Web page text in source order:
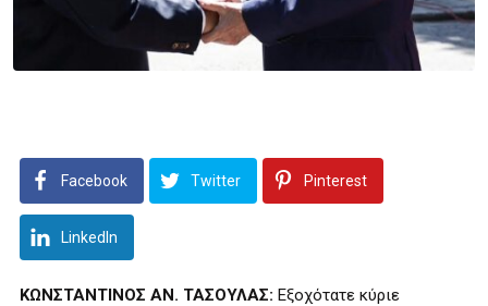
Facebook Twitter Pinterest
LinkedIn
ΚΩΝΣΤΑΝΤΙΝΟΣ ΑΝ. ΤΑΣΟΥΛΑΣ: Εξοχότατε κύριε